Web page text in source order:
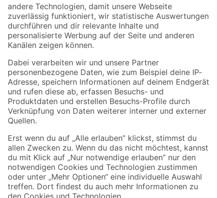
Zur Newsletter Anmeldung
Folge uns
Zahlungsarten Versandarten
Sicher einkaufen
Jetzt die toom-App herunterladen